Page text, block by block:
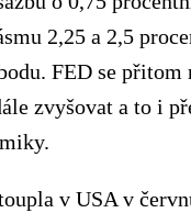
2,25 a 2,5
FED se přitom
zvyšovat a to i
v USA v